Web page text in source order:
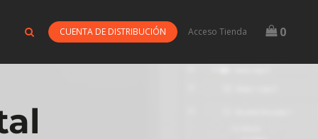
CUENTA DE DISTRIBUCIÓN Acceso Tienda 0